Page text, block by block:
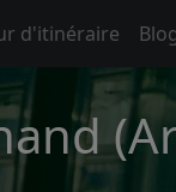
d'itinéraire